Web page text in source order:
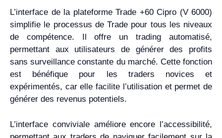
L’interface de la plateforme Trade +60 Cipro (V 6000)
simplifie le processus de Trade pour tous les niveaux
de compétence. Il offre un trading automatisé,
permettant aux utilisateurs de générer des profits
sans surveillance constante du marché. Cette fonction
est bénéfique pour les traders novices et
expérimentés, car elle facilite l’utilisation et permet de
générer des revenus potentiels.
L’interface conviviale améliore encore l’accessibilité,